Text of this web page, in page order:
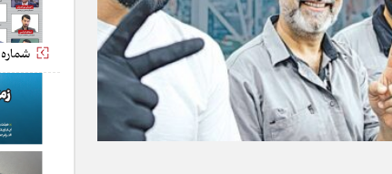
شماره 524- پنج‌شنبه 15 مرداد 1405